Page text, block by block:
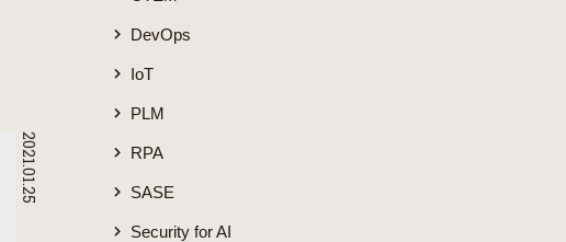
2021.01.25
DevOps
IoT
PLM
RPA
SASE
Security for AI